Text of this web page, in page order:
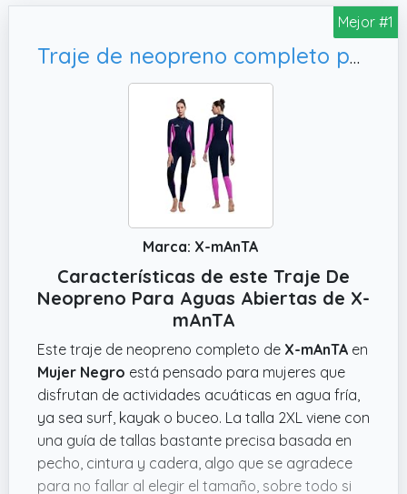
Mejor #1
Traje de neopreno completo para mujer, talla 2XL
Marca: X-mAnTA
Características de este Traje De
Neopreno Para Aguas Abiertas de X-
mAnTA
Este traje de neopreno completo de X-mAnTA en
Mujer Negro está pensado para mujeres que
disfrutan de actividades acuáticas en agua fría,
ya sea surf, kayak o buceo. La talla 2XL viene con
una guía de tallas bastante precisa basada en
pecho, cintura y cadera, algo que se agradece
para no fallar al elegir el tamaño, sobre todo si